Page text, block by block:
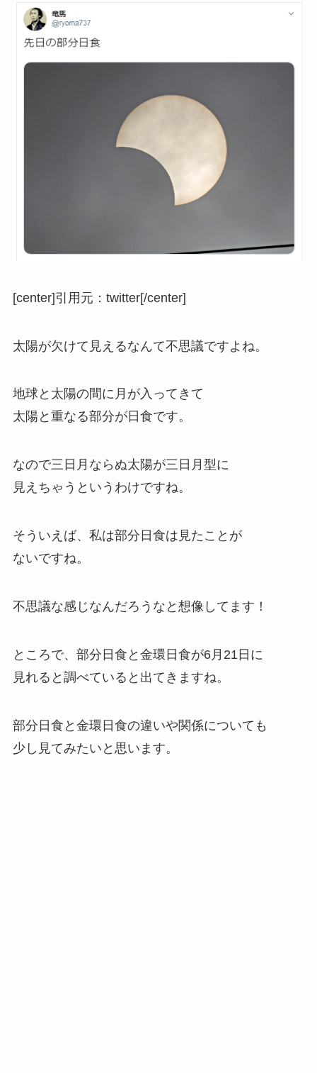
[center]引用元：twitter[/center]
太陽が欠けて見えるなんて不思議ですよね。
地球と太陽の間に月が入ってきて
太陽と重なる部分が日食です。
なので三日月ならぬ太陽が三日月型に
見えちゃうというわけですね。
そういえば、私は部分日食は見たことが
ないですね。
不思議な感じなんだろうなと想像してます！
ところで、部分日食と金環日食が6月21日に
見れると調べていると出てきますね。
部分日食と金環日食の違いや関係についても
少し見てみたいと思います。